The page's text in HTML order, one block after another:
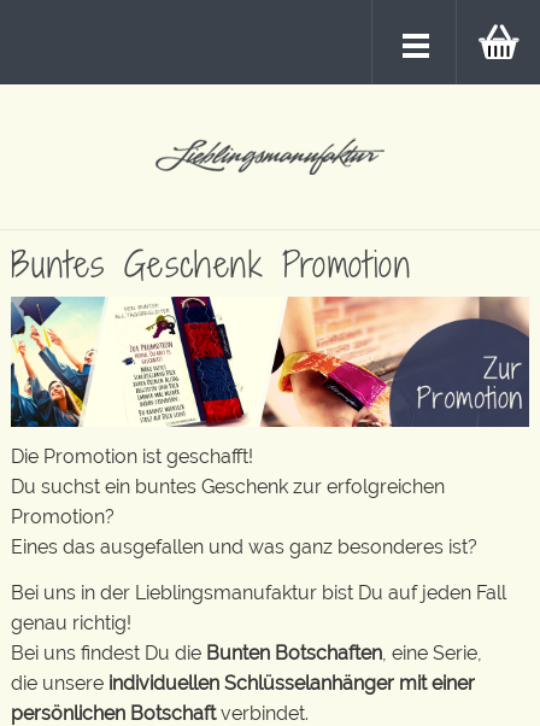
Buntes Geschenk Promotion
Die Promotion ist geschafft!
Du suchst ein buntes Geschenk zur erfolgreichen
Promotion?
Eines das ausgefallen und was ganz besonderes ist?
Bei uns in der Lieblingsmanufaktur bist Du auf jeden Fall
genau richtig!
Bei uns findest Du die Bunten Botschaften , eine Serie,
die unsere individuellen Schlüsselanhänger mit einer
persönlichen Botschaftverbindet.